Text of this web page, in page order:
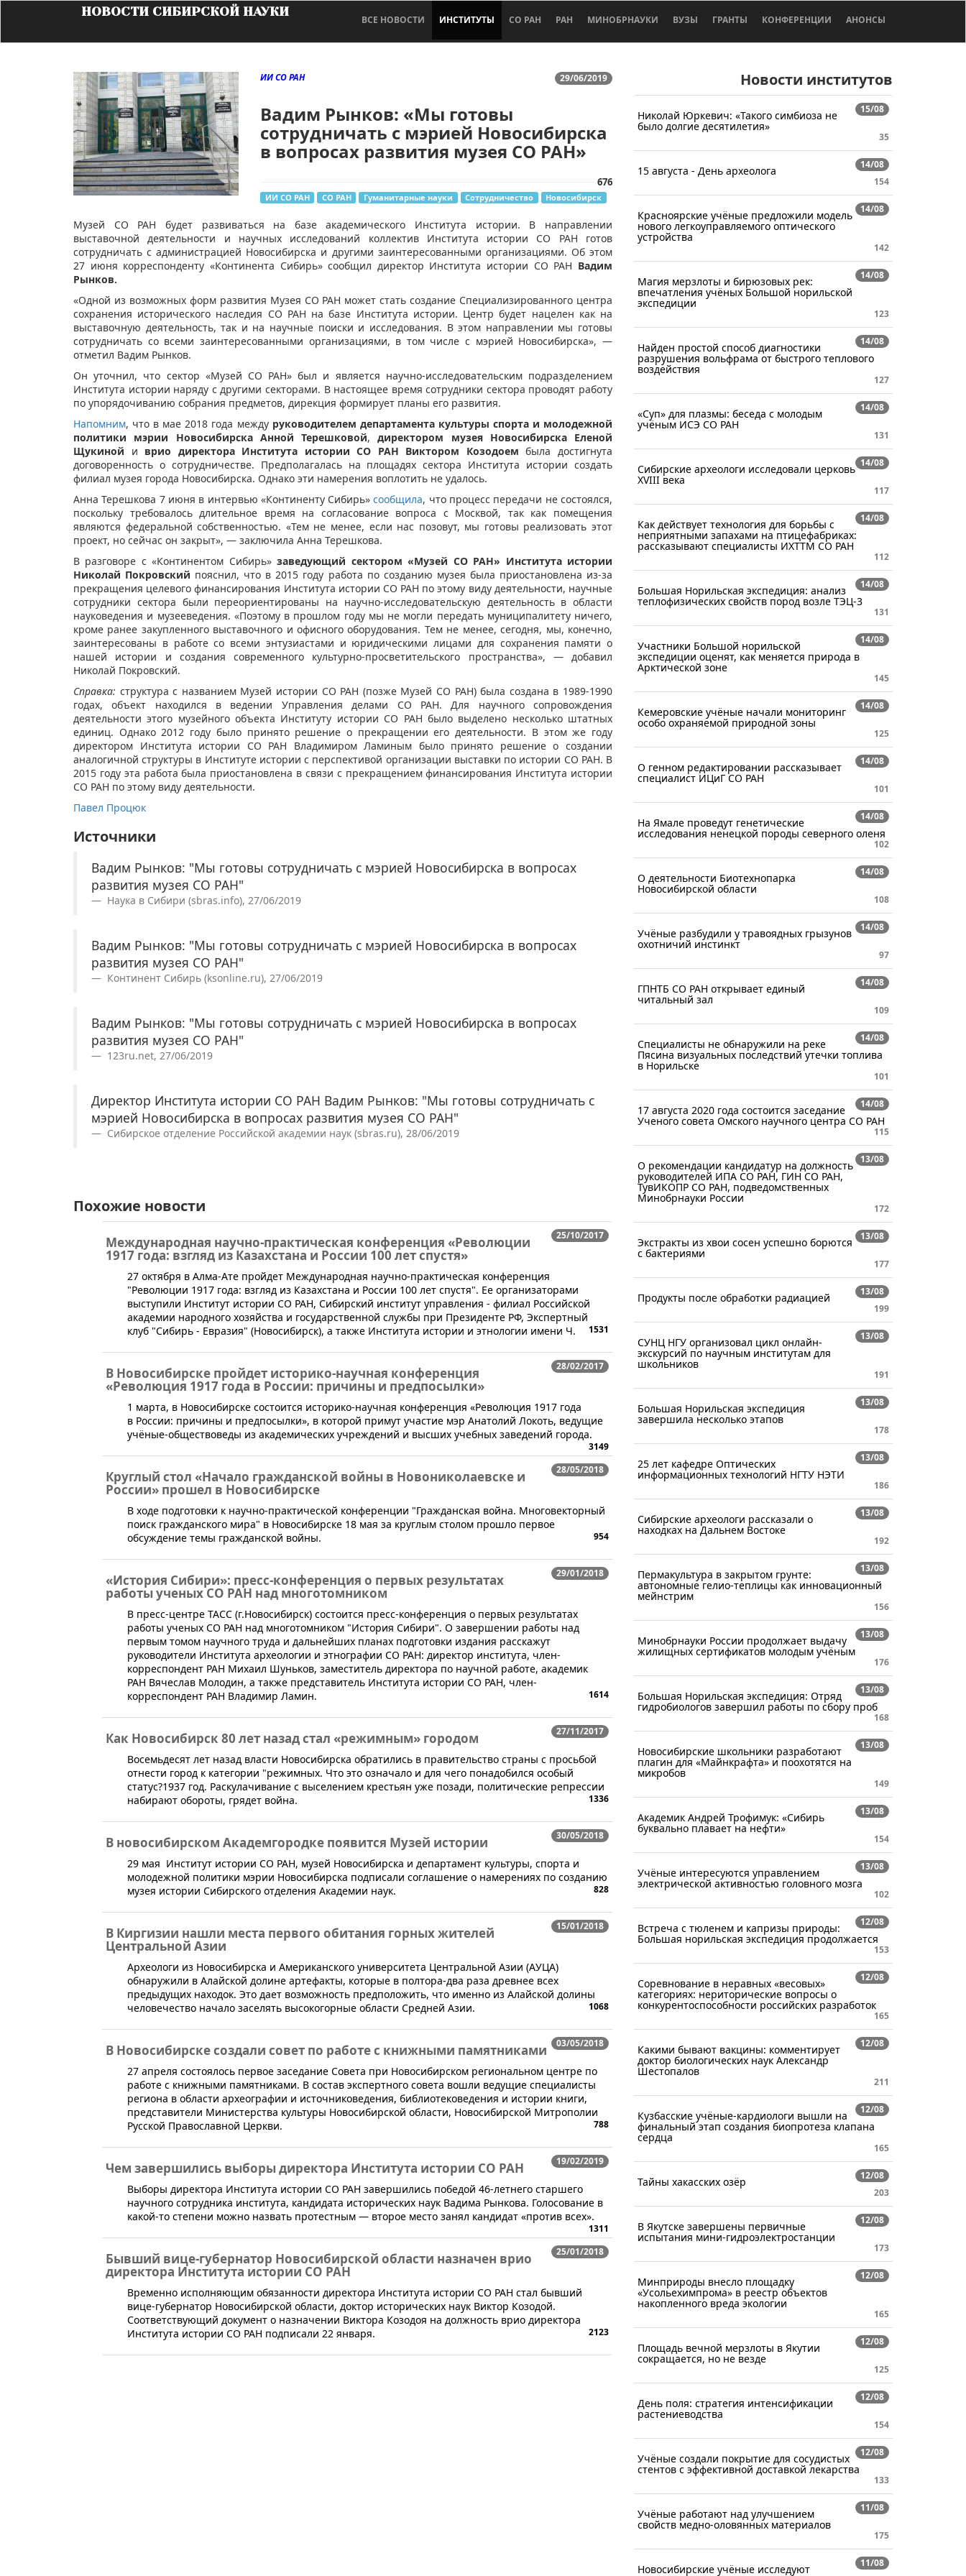
НОВОСТИ СИБИРСКОЙ НАУКИ
ВСЕ НОВОСТИ ИНСТИТУТЫ СО РАН РАН МИНОБРНАУКИ ВУЗЫ ГРАНТЫ КОНФЕРЕНЦИИ АНОНСЫ
29/06/2019
ИИ СО РАН
Вадим Рынков: «Мы готовы
сотрудничать с мэрией Новосибирска
в вопросах развития музея СО РАН»
676
ИИ СО РАН СО РАН Гуманитарные науки Сотрудничество Новосибирск
​Музей СО РАН будет развиваться на базе академического Института истории. В направлении
выставочной деятельности и научных исследований коллектив Института истории СО РАН готов
сотрудничать с администрацией Новосибирска и другими заинтересованными организациями. Об этом
27 июня корреспонденту «Континента Сибирь» сообщил директор Института истории СО РАН Вадим
Рынков.
«Одной из возможных форм развития Музея СО РАН может стать создание Специализированного центра
сохранения исторического наследия СО РАН на базе Института истории. Центр будет нацелен как на
выставочную деятельность, так и на научные поиски и исследования. В этом направлении мы готовы
сотрудничать со всеми заинтересованными организациями, в том числе с мэрией Новосибирска», —
отметил Вадим Рынков.
Он уточнил, что сектор «Музей СО РАН» был и является научно-исследовательским подразделением
Института истории наряду с другими секторами. В настоящее время сотрудники сектора проводят работу
по упорядочиванию собрания предметов, дирекция формирует планы его развития.
Напомним, что в мае 2018 года между руководителем департамента культуры спорта и молодежной
политики мэрии Новосибирска Анной Терешковой,директором музея Новосибирска Еленой
Щукиной и врио директора Института истории СО РАН Виктором Козодоем была достигнута
договоренность о сотрудничестве. Предполагалась на площадях сектора Института истории создать
филиал музея города Новосибирска. Однако эти намерения воплотить не удалось.
Анна Терешкова 7 июня в интервью «Континенту Сибирь»сообщила, что процесс передачи не состоялся,
поскольку требовалось длительное время на согласование вопроса с Москвой, так как помещения
являются федеральной собственностью. «Тем не менее, если нас позовут, мы готовы реализовать этот
проект, но сейчас он закрыт», — заключила Анна Терешкова.
В разговоре с «Континентом Сибирь»заведующий сектором «Музей СО РАН» Института истории
Николай Покровский пояснил, что в 2015 году работа по созданию музея была приостановлена из-за
прекращения целевого финансирования Института истории СО РАН по этому виду деятельности, научные
сотрудники сектора были переориентированы на научно-исследовательскую деятельность в области
науковедения и музееведения. «Поэтому в прошлом году мы не могли передать муниципалитету ничего,
кроме ранее закупленного выставочного и офисного оборудования. Тем не менее, сегодня, мы, конечно,
заинтересованы в работе со всеми энтузиастами и юридическими лицами для сохранения памяти о
нашей истории и создания современного культурно-просветительского пространства», — добавил
Николай Покровский.
Справка: структура с названием Музей истории СО РАН (позже Музей СО РАН) была создана в 1989-1990
годах, объект находился в ведении Управления делами СО РАН. Для научного сопровождения
деятельности этого музейного объекта Институту истории СО РАН было выделено несколько штатных
единиц. Однако 2012 году было принято решение о прекращении его деятельности. В этом же году
директором Института истории СО РАН Владимиром Ламиным было принято решение о создании
аналогичной структуры в Институте истории с перспективой организации выставки по истории СО РАН. В
2015 году эта работа была приостановлена в связи с прекращением финансирования Института истории
СО РАН по этому виду деятельности.
Павел Процюк
Источники
Вадим Рынков: "Мы готовы сотрудничать с мэрией Новосибирска в вопросах
развития музея СО РАН"
Наука в Сибири (sbras.info), 27/06/2019
Вадим Рынков: "Мы готовы сотрудничать с мэрией Новосибирска в вопросах
развития музея СО РАН"
Континент Сибирь (ksonline.ru), 27/06/2019
Вадим Рынков: "Мы готовы сотрудничать с мэрией Новосибирска в вопросах
развития музея СО РАН"
123ru.net, 27/06/2019
Директор Института истории СО РАН Вадим Рынков: "Мы готовы сотрудничать с
мэрией Новосибирска в вопросах развития музея СО РАН"
Сибирское отделение Российской академии наук (sbras.ru), 28/06/2019
Похожие новости
25/10/2017
Международная научно-практическая конференция «Революции
1917 года: взгляд из Казахстана и России 100 лет спустя»
​27 октября в Алма-Ате пройдет Международная научно-практическая конференция
"Революции 1917 года: взгляд из Казахстана и России 100 лет спустя". Ее организаторами
выступили Институт истории СО РАН, Сибирский институт управления - филиал Российской
академии народного хозяйства и государственной службы при Президенте РФ, Экспертный
клуб "Сибирь - Евразия" (Новосибирск), а также Института истории и этнологии имени Ч.
1531
28/02/2017
В Новосибирске пройдет историко-научная конференция
«Революция 1917 года в России: причины и предпосылки»
​1 марта, в Новосибирске состоится историко-научная конференция «Революция 1917 года
в России: причины и предпосылки», в которой примут участие мэр Анатолий Локоть, ведущие
учёные-обществоведы из академических учреждений и высших учебных заведений города.
3149
28/05/2018
Круглый стол «Начало гражданской войны в Новониколаевске и
России» прошел в Новосибирске
​В ходе подготовки к научно-практической конференции "Гражданская война. Многовекторный
поиск гражданского мира" в Новосибирске 18 мая за круглым столом прошло первое
обсуждение темы гражданской войны.
954
29/01/2018
«История Сибири»: пресс-конференция о первых результатах
работы ученых СО РАН над многотомником
​В пресс-центре ТАСС (г.Новосибирск) состоится пресс-конференция о первых результатах
работы ученых СО РАН над многотомником "История Сибири". О завершении работы над
первым томом научного труда и дальнейших планах подготовки издания расскажут
руководители Института археологии и этнографии СО РАН: директор института, член-
корреспондент РАН Михаил Шуньков, заместитель директора по научной работе, академик
РАН Вячеслав Молодин, а также представитель Института истории СО РАН, член-
корреспондент РАН Владимир Ламин.
1614
27/11/2017
Как Новосибирск 80 лет назад стал «режимным» городом
​Восемьдесят лет назад власти Новосибирска обратились в правительство страны с просьбой
отнести город к категории "режимных. Что это означало и для чего понадобился особый
статус?1937 год. Раскулачивание с выселением крестьян уже позади, политические репрессии
набирают обороты, грядет война.
1336
30/05/2018
В новосибирском Академгородке появится Музей истории
29 мая ​ Институт истории СО РАН, музей Новосибирска и департамент культуры, спорта и
молодежной политики мэрии Новосибирска подписали соглашение о намерениях по созданию
музея истории Сибирского отделения Академии наук.
828
15/01/2018
В Киргизии нашли места первого обитания горных жителей
Центральной Азии
Археологи из Новосибирска и Американского университета Центральной Азии (АУЦА)
обнаружили в Алайской долине артефакты, которые в полтора-два раза древнее всех
предыдущих находок. Это дает возможность предположить, что именно из Алайской долины
человечество начало заселять высокогорные области Средней Азии.
1068
03/05/2018
В Новосибирске создали совет по работе с книжными памятниками
​27 апреля состоялось первое заседание Совета при Новосибирском региональном центре по
работе с книжными памятниками. В состав экспертного совета вошли ведущие специалисты
региона в области археографии и источниковедения, библиотековедения и истории книги,
представители Министерства культуры Новосибирской области, Новосибирской Митрополии
Русской Православной Церкви.
788
19/02/2019
Чем завершились выборы директора Института истории СО РАН
​Выборы директора Института истории СО РАН завершились победой 46-летнего старшего
научного сотрудника института, кандидата исторических наук Вадима Рынкова. Голосование в
какой-то степени можно назвать протестным — второе место занял кандидат «против всех».
1311
25/01/2018
Бывший вице-губернатор Новосибирской области назначен врио
директора Института истории СО РАН
​Временно исполняющим обязанности директора Института истории СО РАН стал бывший
вице-губернатор Новосибирской области, доктор исторических наук Виктор Козодой.
Соответствующий документ о назначении Виктора Козодоя на должность врио директора
Института истории СО РАН подписали 22 января.
2123
Новости институтов
15/08
Николай Юркевич: «Такого симбиоза не
было долгие десятилетия»
35
14/08
15 августа - День археолога
154
14/08
Красноярские учёные предложили модель
нового легкоуправляемого оптического
устройства
142
14/08
Магия мерзлоты и бирюзовых рек:
впечатления учёных Большой норильской
экспедиции
123
14/08
Найден простой способ диагностики
разрушения вольфрама от быстрого теплового
воздействия
127
14/08
«Суп» для плазмы: беседа с молодым
учёным ИСЭ СО РАН
131
14/08
Сибирские археологи исследовали церковь
XVIII века
117
14/08
Как действует технология для борьбы с
неприятными запахами на птицефабриках:
рассказывают специалисты ИХТТМ СО РАН
112
14/08
Большая Норильская экспедиция: анализ
теплофизических свойств пород возле ТЭЦ-3
131
14/08
Участники Большой норильской
экспедиции оценят, как меняется природа в
Арктической зоне
145
14/08
Кемеровские учёные начали мониторинг
особо охраняемой природной зоны
125
14/08
О генном редактировании рассказывает
специалист ИЦиГ СО РАН
101
14/08
На Ямале проведут генетические
исследования ненецкой породы северного оленя
102
14/08
О деятельности Биотехнопарка
Новосибирской области
108
14/08
Учёные разбудили у травоядных грызунов
охотничий инстинкт
97
14/08
ГПНТБ СО РАН открывает единый
читальный зал
109
14/08
Специалисты не обнаружили на реке
Пясина визуальных последствий утечки топлива
в Норильске
101
14/08
17 августа 2020 года состоится заседание
Ученого совета Омского научного центра СО РАН
115
13/08
О рекомендации кандидатур на должность
руководителей ИПА СО РАН, ГИН СО РАН,
ТувИКОПР СО РАН, подведомственных
Минобрнауки России
172
13/08
Экстракты из хвои сосен успешно борются
с бактериями
177
13/08
Продукты после обработки радиацией
199
13/08
СУНЦ НГУ организовал цикл онлайн-
экскурсий по научным институтам для
школьников
191
13/08
Большая Норильская экспедиция
завершила несколько этапов
178
13/08
25 лет кафедре Оптических
информационных технологий НГТУ НЭТИ
186
13/08
Сибирские археологи рассказали о
находках на Дальнем Востоке
192
13/08
Пермакультура в закрытом грунте:
автономные гелио-теплицы как инновационный
мейнстрим
156
13/08
Минобрнауки России продолжает выдачу
жилищных сертификатов молодым учёным
176
13/08
Большая Норильская экспедиция: Отряд
гидробиологов завершил работы по сбору проб
168
13/08
Новосибирские школьники разработают
плагин для «Майнкрафта» и поохотятся на
микробов
149
13/08
Академик Андрей Трофимук: «Сибирь
буквально плавает на нефти»
154
13/08
Учёные интересуются управлением
электрической активностью головного мозга
102
12/08
Встреча с тюленем и капризы природы:
Большая норильская экспедиция продолжается
153
12/08
Соревнование в неравных «весовых»
категориях: нериторические вопросы о
конкурентоспособности российских разработок
165
12/08
Какими бывают вакцины: комментирует
доктор биологических наук Александр
Шестопалов
211
12/08
Кузбасские учёные-кардиологи вышли на
финальный этап создания биопротеза клапана
сердца
165
12/08
Тайны хакасских озёр
203
12/08
В Якутске завершены первичные
испытания мини-гидроэлектростанции
173
12/08
Минприроды внесло площадку
«Усольехимпрома» в реестр объектов
накопленного вреда экологии
165
12/08
Площадь вечной мерзлоты в Якутии
сокращается, но не везде
125
12/08
День поля: стратегия интенсификации
растениеводства
154
12/08
Учёные создали покрытие для сосудистых
стентов с эффективной доставкой лекарства
133
11/08
Учёные работают над улучшением
свойств медно-оловянных материалов
175
11/08
Новосибирские учёные исследуют